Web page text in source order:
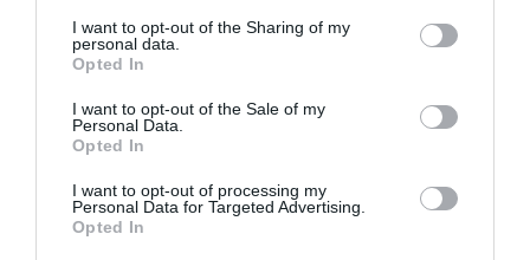
I want to opt-out of the Sharing of my
personal data.
Opted In
I want to opt-out of the Sale of my
Personal Data.
Opted In
I want to opt-out of processing my
Personal Data for Targeted Advertising.
Opted In
Ta ut och låt svalna övertäckt.
Slå in kakan i plastfolie eller aluminiumfolie.
Klassiskt är att fukta en handduk med sprit
som whisky eller konjak och slå in kakan i och
lägga i en påse eller burk i kylen att mogna
någon till några dagar.